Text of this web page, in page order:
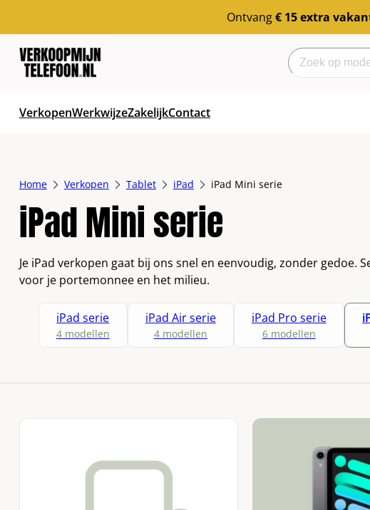
inhoud
Ontvang€ 15 extra
Search
VerkopenWerkwijzeZakelijkContact
Home Verkopen Tablet iPad iPad Mini serie
iPad Mini serie
Je iPad verkopen gaat bij ons snel en eenvoudig, zonder
voor je portemonnee en het milieu.
iPad serie
4 modellen
iPad Air serie
4 modellen
iPad Pro serie
6 modellen